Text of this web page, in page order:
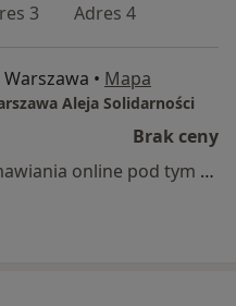
3 Adres 4
• Mapa
Aleja Solidarności
Brak ceny
Specjalista nie oferuje umawiania online pod tym adresem.